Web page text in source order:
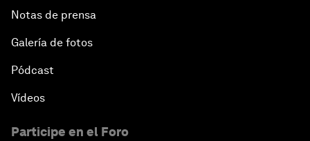
Notas de prensa
Galería de fotos
Pódcast
Vídeos
Participe en el Foro